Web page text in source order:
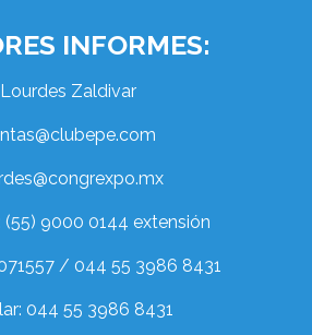
INFORMES:
Lourdes Zaldivar
(55) 9000 0144 extensión
/ 044 55 3986 8431
044 55 3986 8431